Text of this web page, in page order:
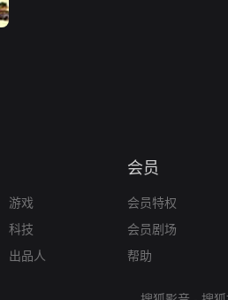
游戏
科技
出品人
会员
会员特权
会员剧场
帮助